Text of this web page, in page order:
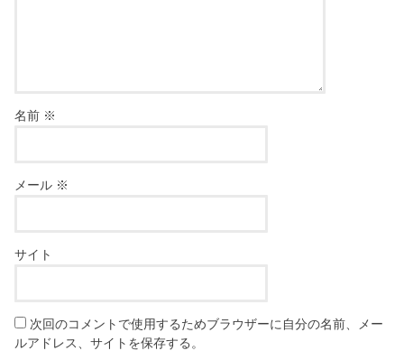
名前 ※
メール ※
サイト
次回のコメントで使用するためブラウザーに自分の名前、メー
ルアドレス、サイトを保存する。